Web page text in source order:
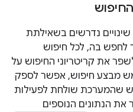
נדרשים בשאילתת
לחפש בה, לכל חיפוש
את קריטריוני החיפוש על
מבצע חיפוש, אפשר לספק
שהמערכת שולחת לפעילות
הנתונים הנוספים